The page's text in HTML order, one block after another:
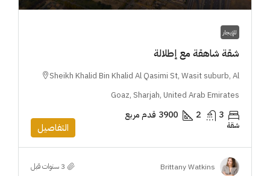
للإيجار
شقة شاهقة مع إطلالة
Sheikh Khalid Bin Khalid Al Qasimi St, Wasit suburb, Al
Goaz, Sharjah, United Arab Emirates
3
2
3900قدم مربع
شقة التفاصيل
Brittany Watkins